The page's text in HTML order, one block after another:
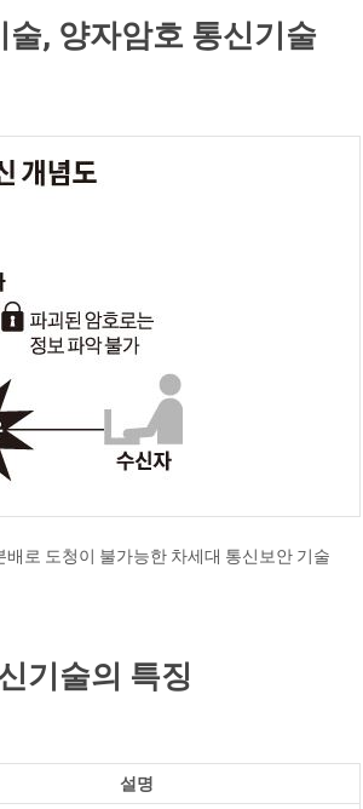
, 양자암호 통신기술
로 도청이 불가능한 차세대 통신보안 기술
기술의 특징
설명